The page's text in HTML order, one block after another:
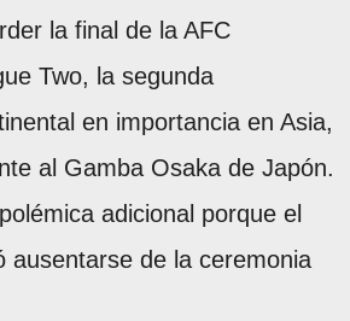
la final de la AFC
Two, la segunda
en importancia en Asia,
al Gamba Osaka de Japón.
adicional porque el
ausentarse de la ceremonia